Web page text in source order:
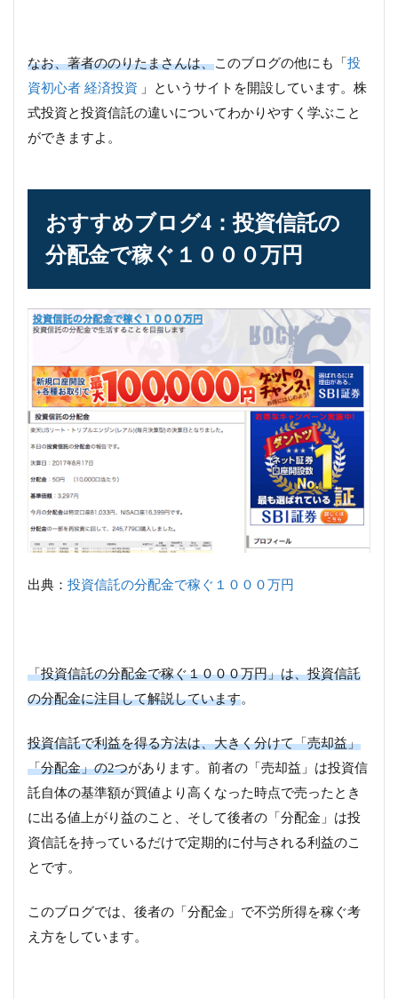
なお、著者ののりたまさんは、このブログの他にも「 投
資初心者 経済投資 」というサイトを開設しています。株
式投資と投資信託の違いについてわかりやすく学ぶこと
ができますよ。
おすすめブログ4：投資信託の
分配金で稼ぐ１０００万円
出典： 投資信託の分配金で稼ぐ１０００万円
「投資信託の分配金で稼ぐ１０００万円」は、投資信託
の分配金に注目して解説しています。
投資信託で利益を得る方法は、大きく分けて「売却益」
「分配金」の2つがあります。前者の「売却益」は投資信
託自体の基準額が買値より高くなった時点で売ったとき
に出る値上がり益のこと、そして後者の「分配金」は投
資信託を持っているだけで定期的に付与される利益のこ
とです。
このブログでは、後者の「分配金」で不労所得を稼ぐ考
え方をしています。